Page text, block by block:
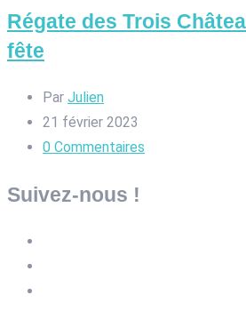
Régate des Trois
fête
Par Julien
21 février 2023
0 Commentaires
Suivez-nous !